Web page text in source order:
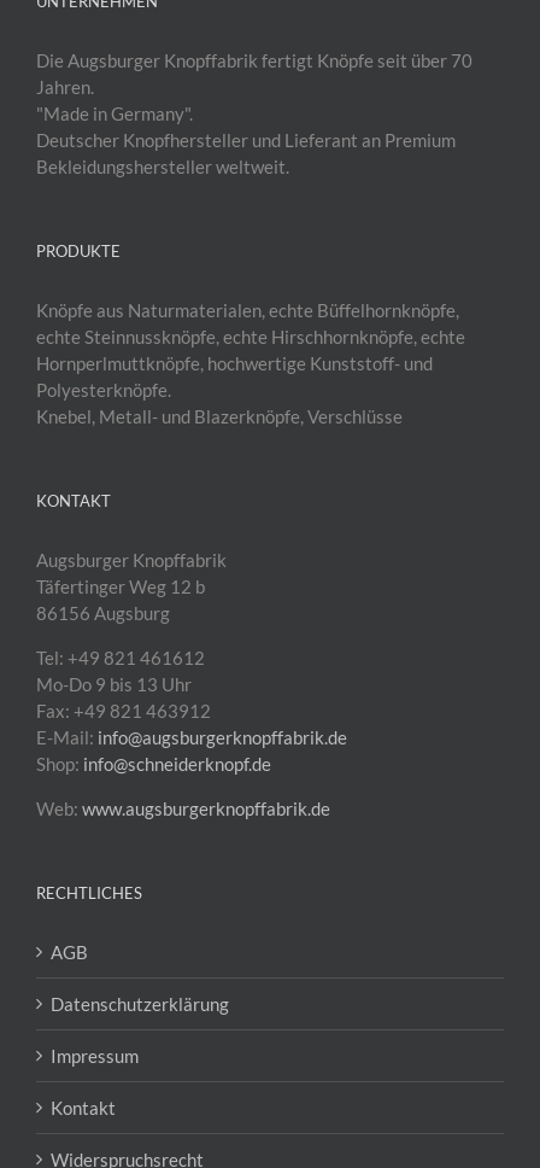
Die Augsburger Knopffabrik fertigt Knöpfe seit über 70
Jahren.
"Made in Germany".
Deutscher Knopfhersteller und Lieferant an Premium
Bekleidungshersteller weltweit.
PRODUKTE
Knöpfe aus Naturmaterialen, echte Büffelhornknöpfe,
echte Steinnussknöpfe, echte Hirschhornknöpfe, echte
Hornperlmuttknöpfe, hochwertige Kunststoff- und
Polyesterknöpfe.
Knebel, Metall- und Blazerknöpfe, Verschlüsse
KONTAKT
Augsburger Knopffabrik
Täfertinger Weg 12 b
86156 Augsburg
Tel: +49 821 461612
Mo-Do 9 bis 13 Uhr
Fax: +49 821 463912
E-Mail: info@augsburgerknopffabrik.de
Shop: info@schneiderknopf.de
Web: www.augsburgerknopffabrik.de
RECHTLICHES
AGB
Datenschutzerklärung
Impressum
Kontakt
Widerspruchsrecht